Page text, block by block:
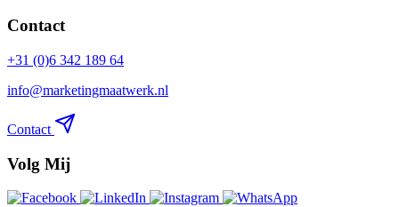
Contact
+31 (0)6 342 189 64
info@marketingmaatwerk.nl
Contact
Volg Mij